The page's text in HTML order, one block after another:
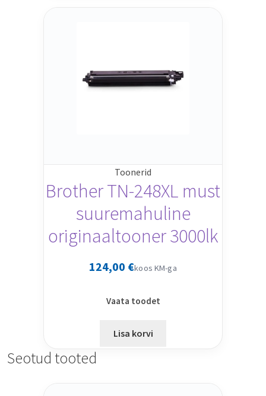
Toonerid
Brother TN-248XL must
suuremahuline
originaaltooner 3000lk
124,00 €koos KM-ga
Vaata toodet
Lisa korvi
Seotud tooted